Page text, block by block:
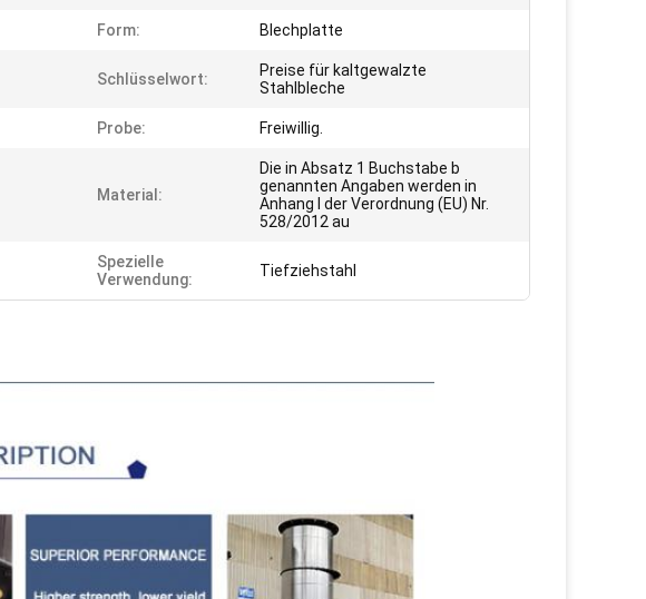
Form: Blechplatte
Schlüsselwort:
Preise für kaltgewalzte
Stahlbleche
Probe: Freiwillig.
Material:
Die in Absatz 1 Buchstabe b
genannten Angaben werden in
Anhang I der Verordnung (EU) Nr.
528/2012 au
Spezielle
Verwendung:
Tiefziehstahl